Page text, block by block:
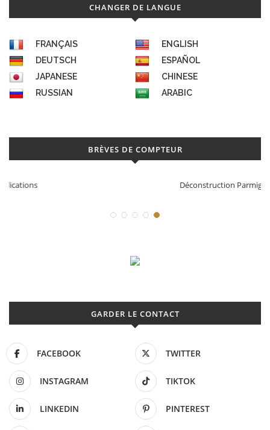
CHANGER DE LANGUE
FRANÇAIS
ENGLISH
DEUTSCH
ESPAÑOL
JAPANESE
CHINESE
RUSSIAN
ARABIC
BRÈVES DE COMPTEUR
Déconstruction Parmigiani Fleurier
GARDER LE CONTACT
FACEBOOK TWITTER
INSTAGRAM TIKTOK
LINKEDIN PINTEREST